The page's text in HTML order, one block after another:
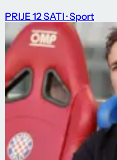
PRIJE 12 SATI · Sport